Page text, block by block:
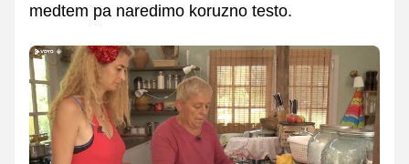
medtem pa naredimo koruzno testo.